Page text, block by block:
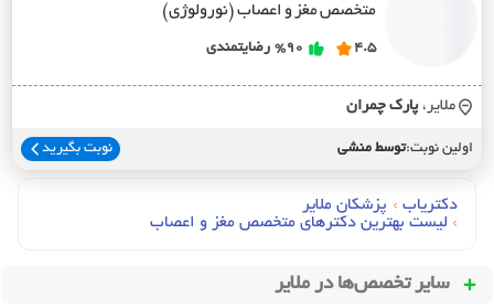
متخصص مغز و اعصاب (نورولوژی)
4.5
%90 رضایتمندی
ملایر، پارک چمران
اولین نوبت:توسط منشی نوبت بگیرید
دکتریاب › پزشکان ملایر
› لیست بهترین دکترهای متخصص مغز و اعصاب
سایر تخصص‌ها در ملایر